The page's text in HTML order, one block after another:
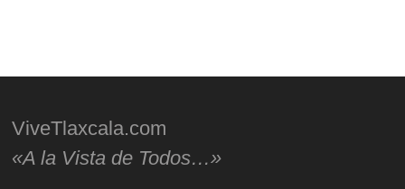
ViveTlaxcala.com
«A la Vista de Todos…»